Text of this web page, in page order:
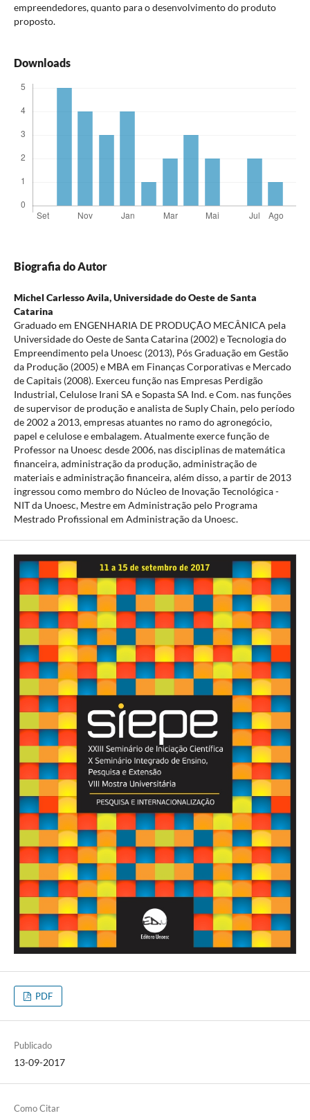
empreendedores, quanto para o desenvolvimento do produto
proposto.
Downloads
Biografia do Autor
Michel Carlesso Avila,Universidade do Oeste de Santa
Catarina
Graduado em ENGENHARIA DE PRODUÇÃO MECÂNICA pela
Universidade do Oeste de Santa Catarina (2002) e Tecnologia do
Empreendimento pela Unoesc (2013), Pós Graduação em Gestão
da Produção (2005) e MBA em Finanças Corporativas e Mercado
de Capitais (2008). Exerceu função nas Empresas Perdigão
Industrial, Celulose Irani SA e Sopasta SA Ind. e Com. nas funções
de supervisor de produção e analista de Suply Chain, pelo período
de 2002 a 2013, empresas atuantes no ramo do agronegócio,
papel e celulose e embalagem. Atualmente exerce função de
Professor na Unoesc desde 2006, nas disciplinas de matemática
financeira, administração da produção, administração de
materiais e administração financeira, além disso, a partir de 2013
ingressou como membro do Núcleo de Inovação Tecnológica -
NIT da Unoesc, Mestre em Administração pelo Programa
Mestrado Profissional em Administração da Unoesc.
PDF
Publicado
13-09-2017
Como Citar